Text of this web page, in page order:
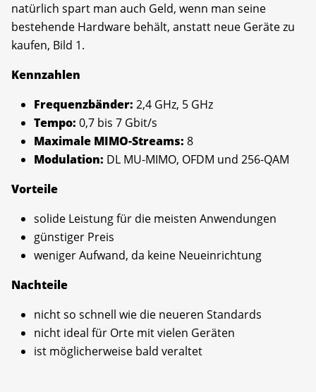
natürlich spart man auch Geld, wenn man seine
bestehende Hardware behält, anstatt neue Geräte zu
kaufen, Bild 1.
Kennzahlen
Frequenzbänder: 2,4 GHz, 5 GHz
Tempo: 0,7 bis 7 Gbit/s
Maximale MIMO-Streams: 8
Modulation: DL MU-MIMO, OFDM und 256-QAM
Vorteile
solide Leistung für die meisten Anwendungen
günstiger Preis
weniger Aufwand, da keine Neueinrichtung
Nachteile
nicht so schnell wie die neueren Standards
nicht ideal für Orte mit vielen Geräten
ist möglicherweise bald veraltet